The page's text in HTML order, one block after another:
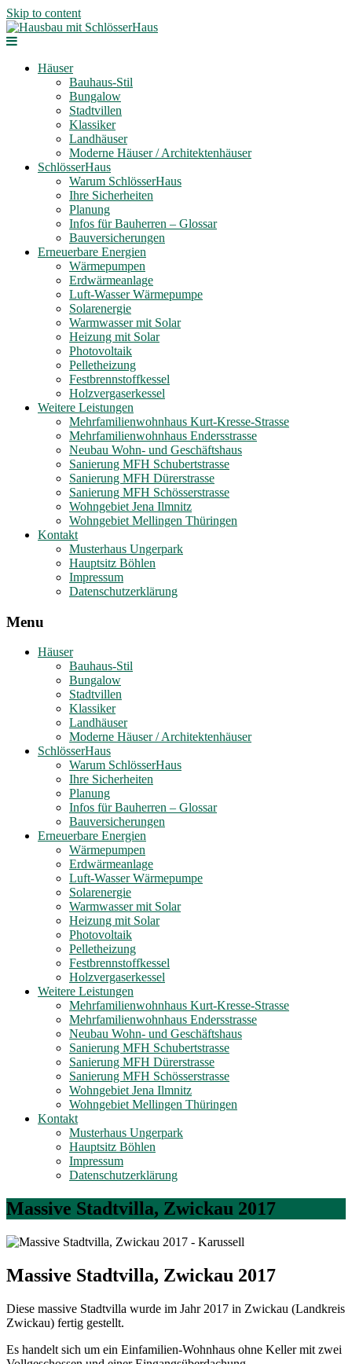
Skip to content
Häuser
Bauhaus-Stil
Bungalow
Stadtvillen
Klassiker
Landhäuser
Moderne Häuser / Architektenhäuser
SchlösserHaus
Warum SchlösserHaus
Ihre Sicherheiten
Planung
Infos für Bauherren – Glossar
Bauversicherungen
Erneuerbare Energien
Wärmepumpen
Erdwärmeanlage
Luft-Wasser Wärmepumpe
Solarenergie
Warmwasser mit Solar
Heizung mit Solar
Photovoltaik
Pelletheizung
Festbrennstoffkessel
Holzvergaserkessel
Weitere Leistungen
Mehrfamilienwohnhaus Kurt-Kresse-Strasse
Mehrfamilienwohnhaus Endersstrasse
Neubau Wohn- und Geschäftshaus
Sanierung MFH Schubertstrasse
Sanierung MFH Dürerstrasse
Sanierung MFH Schösserstrasse
Wohngebiet Jena Ilmnitz
Wohngebiet Mellingen Thüringen
Kontakt
Musterhaus Ungerpark
Hauptsitz Böhlen
Impressum
Datenschutzerklärung
Menu
Häuser
Bauhaus-Stil
Bungalow
Stadtvillen
Klassiker
Landhäuser
Moderne Häuser / Architektenhäuser
SchlösserHaus
Warum SchlösserHaus
Ihre Sicherheiten
Planung
Infos für Bauherren – Glossar
Bauversicherungen
Erneuerbare Energien
Wärmepumpen
Erdwärmeanlage
Luft-Wasser Wärmepumpe
Solarenergie
Warmwasser mit Solar
Heizung mit Solar
Photovoltaik
Pelletheizung
Festbrennstoffkessel
Holzvergaserkessel
Weitere Leistungen
Mehrfamilienwohnhaus Kurt-Kresse-Strasse
Mehrfamilienwohnhaus Endersstrasse
Neubau Wohn- und Geschäftshaus
Sanierung MFH Schubertstrasse
Sanierung MFH Dürerstrasse
Sanierung MFH Schösserstrasse
Wohngebiet Jena Ilmnitz
Wohngebiet Mellingen Thüringen
Kontakt
Musterhaus Ungerpark
Hauptsitz Böhlen
Impressum
Datenschutzerklärung
Massive Stadtvilla, Zwickau 2017
Massive Stadtvilla, Zwickau 2017
Diese massive Stadtvilla wurde im Jahr 2017 in Zwickau (Landkreis
Zwickau) fertig gestellt.
Es handelt sich um ein Einfamilien-Wohnhaus ohne Keller mit zwei